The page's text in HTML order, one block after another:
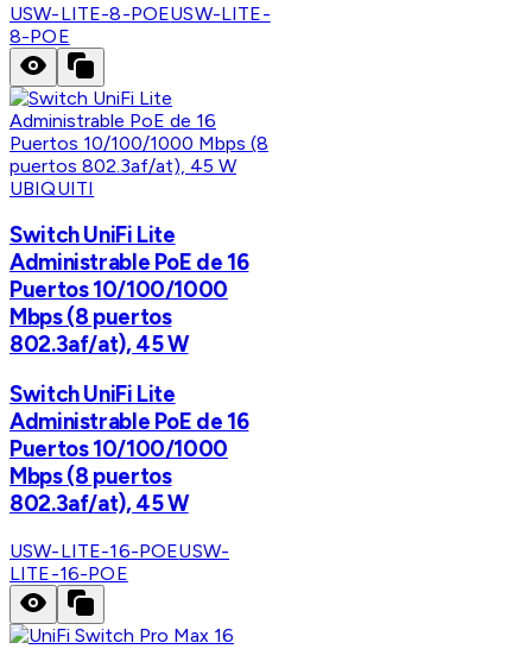
USW-LITE-8-POEUSW-LITE-
8-POE
UBIQUITI
Switch UniFi Lite
Administrable PoE de 16
Puertos 10/100/1000
Mbps (8 puertos
802.3af/at), 45 W
Switch UniFi Lite
Administrable PoE de 16
Puertos 10/100/1000
Mbps (8 puertos
802.3af/at), 45 W
USW-LITE-16-POEUSW-
LITE-16-POE